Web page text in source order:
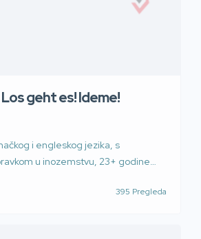
geht es! Ideme!
i engleskog jezika, s
u inozemstvu, 23+ godine
i engleskog jezika za
395 Pregleda